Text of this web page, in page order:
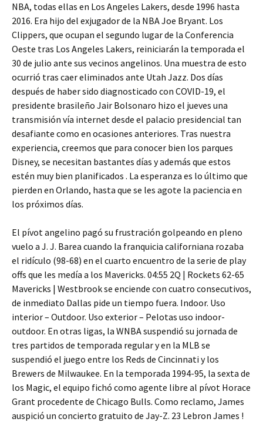
NBA, todas ellas en Los Angeles Lakers, desde 1996 hasta
2016. Era hijo del exjugador de la NBA Joe Bryant. Los
Clippers, que ocupan el segundo lugar de la Conferencia
Oeste tras Los Angeles Lakers, reiniciarán la temporada el
30 de julio ante sus vecinos angelinos. Una muestra de esto
ocurrió tras caer eliminados ante Utah Jazz. Dos días
después de haber sido diagnosticado con COVID-19, el
presidente brasileño Jair Bolsonaro hizo el jueves una
transmisión vía internet desde el palacio presidencial tan
desafiante como en ocasiones anteriores. Tras nuestra
experiencia, creemos que para conocer bien los parques
Disney, se necesitan bastantes días y además que estos
estén muy bien planificados . La esperanza es lo último que
pierden en Orlando, hasta que se les agote la paciencia en
los próximos días.
El pívot angelino pagó su frustración golpeando en pleno
vuelo a J. J. Barea cuando la franquicia californiana rozaba
el ridículo (98-68) en el cuarto encuentro de la serie de play
offs que les medía a los Mavericks. 04:55 2Q | Rockets 62-65
Mavericks | Westbrook se enciende con cuatro consecutivos,
de inmediato Dallas pide un tiempo fuera. Indoor. Uso
interior – Outdoor. Uso exterior – Pelotas uso indoor-
outdoor. En otras ligas, la WNBA suspendió su jornada de
tres partidos de temporada regular y en la MLB se
suspendió el juego entre los Reds de Cincinnati y los
Brewers de Milwaukee. En la temporada 1994-95, la sexta de
los Magic, el equipo fichó como agente libre al pívot Horace
Grant procedente de Chicago Bulls. Como reclamo, James
auspició un concierto gratuito de Jay-Z. 23 Lebron James !